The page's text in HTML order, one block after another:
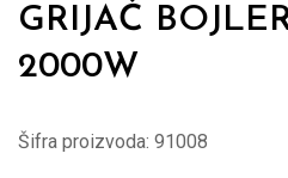
GRIJAČ
2000W
Šifra proizvoda: 91008